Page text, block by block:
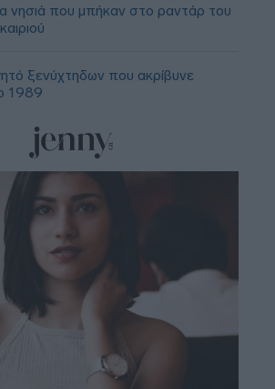
νησιά που μπήκαν στο ραντάρ του
ξενύχτηδων που ακρίβυνε
1989